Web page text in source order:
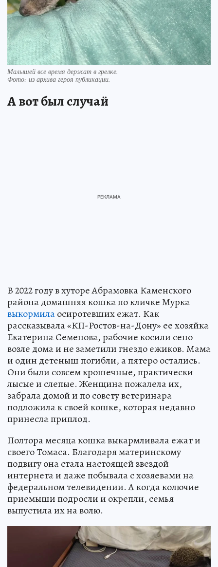
Малышей все время держат в грелке.
Фото: из архива героя публикации.
А вот был случай
В 2022 году в хуторе Абрамовка Каменского
района домашняя кошка по кличке Мурка
выкормилаосиротевших ежат. Как
рассказывала «КП-Ростов-на-Дону» ее хозяйка
Екатерина Семенова, рабочие косили сено
возле дома и не заметили гнездо ежиков. Мама
и один детеныш погибли, а пятеро остались.
Они были совсем крошечные, практически
лысые и слепые. Женщина пожалела их,
забрала домой и по совету ветеринара
подложила к своей кошке, которая недавно
принесла приплод.
Полтора месяца кошка выкармливала ежат и
своего Томаса. Благодаря материнскому
подвигу она стала настоящей звездой
интернета и даже побывала с хозяевами на
федеральном телевидении. А когда колючие
приемыши подросли и окрепли, семья
выпустила их на волю.